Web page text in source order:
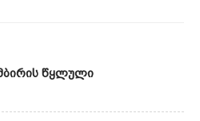
Წყლული